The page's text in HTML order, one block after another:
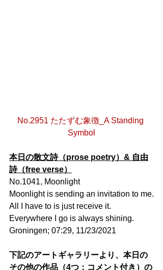
No.2951 たたずむ象徴_A Standing
Symbol
本日の散文詩（prose poetry）& 自由
詩（free verse）
No.1041, Moonlight
Moonlight is sending an invitation to me.
All I have to is just receive it.
Everywhere I go is always shining.
Groningen; 07:29, 11/23/2021
下記のアートギャラリーより、本日の
その他の作品（4つ：コメント付き）の